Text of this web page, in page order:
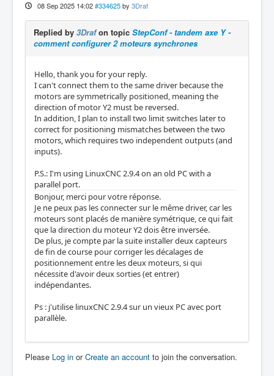
08 Sep 2025 14:02 #334625 by 3Draf
Replied by 3Drafon topic StepConf - tandem axe Y -
comment configurer 2 moteurs synchrones
Hello, thank you for your reply.
I can't connect them to the same driver because the
motors are symmetrically positioned, meaning the
direction of motor Y2 must be reversed.
In addition, I plan to install two limit switches later to
correct for positioning mismatches between the two
motors, which requires two independent outputs (and
inputs).
P.S.: I'm using LinuxCNC 2.9.4 on an old PC with a
parallel port.
Bonjour, merci pour votre réponse.
Je ne peux pas les connecter sur le même driver, car les
moteurs sont placés de manière symétrique, ce qui fait
que la direction du moteur Y2 dois être inversée.
De plus, je compte par la suite installer deux capteurs
de fin de course pour corriger les décalages de
positionnement entre les deux moteurs, si qui
nécessite d'avoir deux sorties (et entrer)
indépendantes.
Ps : j'utilise linuxCNC 2.9.4 sur un vieux PC avec port
parallèle.
Please Log in orCreate an account to join the conversation.